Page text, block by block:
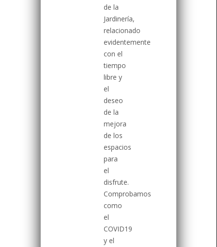
de la
Jardinería,
relacionado
evidentemente
con el
tiempo
libre y
el
deseo
de la
mejora
de los
espacios
para
el
disfrute.
Comprobamos
como
el
COVID19
y el